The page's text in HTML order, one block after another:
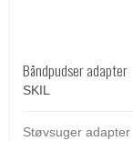
Båndpudser adapter
SKIL
Støvsuger adapter